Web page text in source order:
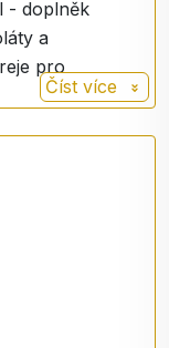
- doplněk
a
pro
Číst více